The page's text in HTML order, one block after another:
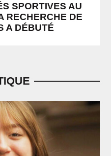
SPORTIVES AU
RECHERCHE DE
A DÉBUTÉ